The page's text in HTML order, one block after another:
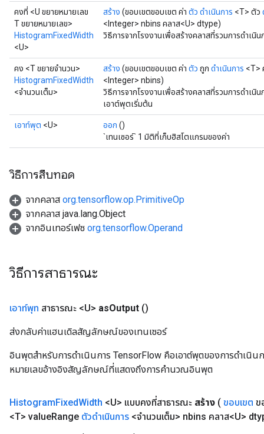
คงที่ <U ขยายหมายเลข
T ขยายหมายเลข>
HistogramFixedWidth
<U>
สร้าง (ขอบเขตขอบเขต ค่า ตัว ดำเนินการ <T> ตัว
<Integer> nbins คลาส<U> dtype)
วิธีการจากโรงงานเพื่อสร้างคลาสที่รวมการดำเนิ
คง <T ขยายจำนวน>
HistogramFixedWidth
<จำนวนเต็ม>
สร้าง (ขอบเขตขอบเขต ค่า ตัว ถูก ดำเนินการ <T>
<Integer> nbins)
วิธีการจากโรงงานเพื่อสร้างคลาสที่รวมการดำเนิ
เอาต์พุตเริ่มต้น
เอาท์พุต <U> ออก ()
`เทนเซอร์` 1 มิติที่เก็บฮิสโตแกรมของค่า
วิธีการสืบทอด
จากคลาส org.tensorflow.op.PrimitiveOp
จากคลาส java.lang.Object
จากอินเทอร์เฟซ org.tensorflow.Operand
วิธีการสาธารณะ
เอาท์พุท สาธารณะ <U> asOutput ()
ส่งกลับค่าแฮนเดิลสัญลักษณ์ของเทนเซอร์
อินพุตสำหรับการดำเนินการ TensorFlow คือเอาต์พุตของการดำเนิน
หมายเลขอ้างอิงสัญลักษณ์ที่แสดงถึงการคำนวณอินพุต
HistogramFixedWidth <U> แบบคงที่สาธารณะ สร้าง ( ขอบเขต ข
<T> valueRange ตัวดำเนินการ <จำนวนเต็ม> nbins คลาส<U>